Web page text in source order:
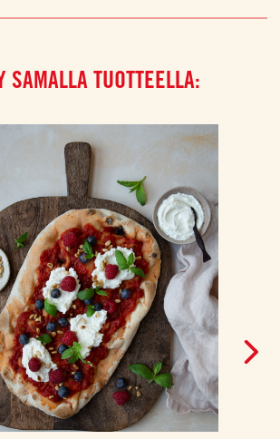
SAMALLA TUOTTEELLA: